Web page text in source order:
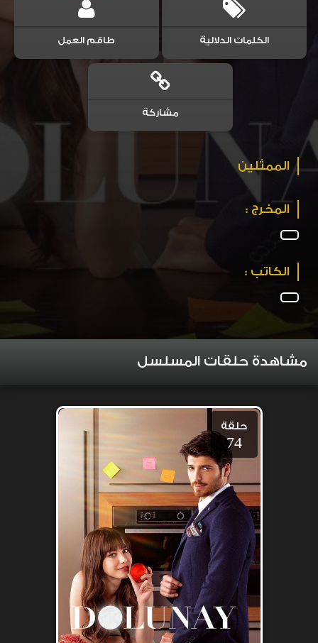
الكلمات الدلالية طاقم العمل
مشاركة
الممثلين
المخرج :
الكاتب :
مشاهدة حلقات المسلسل
حلقة
74